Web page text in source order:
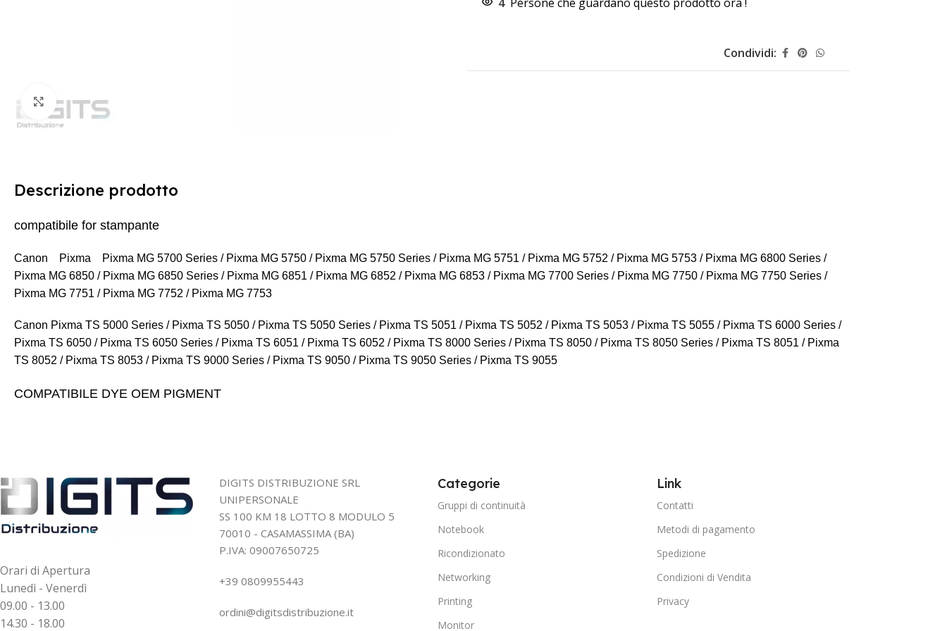
Clicca per ingrandire
Condividi:
Descrizione prodotto
compatibile for stampante
Canon Pixma Pixma MG 5700 Series / Pixma MG 5750 / Pixma MG 5750 Series / Pixma MG 5751 / Pixma MG 5752 / Pixma MG 5753 / Pixma MG 6800 Series /
Pixma MG 6850 / Pixma MG 6850 Series / Pixma MG 6851 / Pixma MG 6852 / Pixma MG 6853 / Pixma MG 7700 Series / Pixma MG 7750 / Pixma MG 7750 Series /
Pixma MG 7751 / Pixma MG 7752 / Pixma MG 7753
Canon Pixma TS 5000 Series / Pixma TS 5050 / Pixma TS 5050 Series / Pixma TS 5051 / Pixma TS 5052 / Pixma TS 5053 / Pixma TS 5055 / Pixma TS 6000 Series /
Pixma TS 6050 / Pixma TS 6050 Series / Pixma TS 6051 / Pixma TS 6052 / Pixma TS 8000 Series / Pixma TS 8050 / Pixma TS 8050 Series / Pixma TS 8051 / Pixma
TS 8052 / Pixma TS 8053 / Pixma TS 9000 Series / Pixma TS 9050 / Pixma TS 9050 Series / Pixma TS 9055
COMPATIBILE DYE OEM PIGMENT
Orari di Apertura
Lunedì - Venerdì
09.00 - 13.00
14.30 - 18.00
DIGITS DISTRIBUZIONE SRL
UNIPERSONALE
SS 100 KM 18 LOTTO 8 MODULO 5
70010 - CASAMASSIMA (BA)
P.IVA: 09007650725
+39 0809955443
ordini@digitsdistribuzione.it
Categorie
Gruppi di continuità
Notebook
Ricondizionato
Networking
Printing
Monitor
Link
Contatti
Metodi di pagamento
Spedizione
Condizioni di Vendita
Privacy